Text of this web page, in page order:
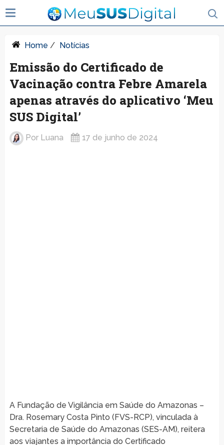
Home / Notícias
Emissão do Certificado de
Vacinação contra Febre Amarela
apenas através do aplicativo ‘Meu
SUS Digital’
Por Luana 17 de junho de 2024
A Fundação de Vigilância em Saúde do Amazonas –
Dra. Rosemary Costa Pinto (FVS-RCP), vinculada à
Secretaria de Saúde do Amazonas (SES-AM), reitera
aos viajantes a importância do Certificado